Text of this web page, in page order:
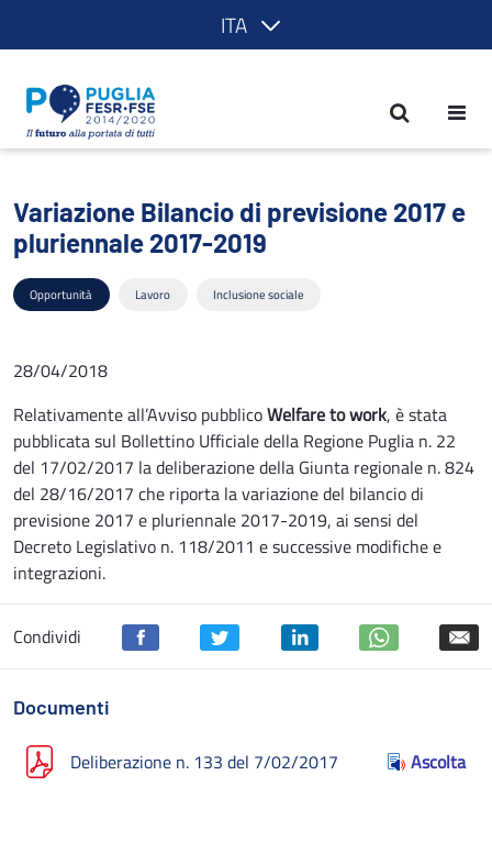
ITA
Variazione Bilancio di previsione
Variazione Bilancio di previsione 2017 e
pluriennale 2017-2019
Opportunità Lavoro Inclusione sociale
28/04/2018
Relativamente all’Avviso pubblicoWelfare to work, è stata
pubblicata sul Bollettino Ufficiale della Regione Puglia n. 22
del 17/02/2017 la deliberazione della Giunta regionale n. 824
del 28/16/2017 che riporta la variazione del bilancio di
previsione 2017 e pluriennale 2017-2019, ai sensi del
Decreto Legislativo n. 118/2011 e successive modifiche e
integrazioni.
Condividi
Documenti
Deliberazione n. 133 del 7/02/2017 Ascolta